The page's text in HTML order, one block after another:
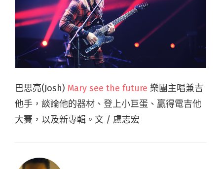
巴思亮(Josh) Mary see the future 樂團主唱兼吉
他手，談論他的器材、登上小巨蛋、贏得電吉他
大賽，以及新專輯。文 / 盧志宏